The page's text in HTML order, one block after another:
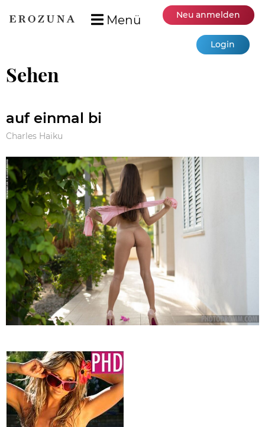
Menü Neu anmelden
Login
Sehen
auf einmal bi
Charles Haiku